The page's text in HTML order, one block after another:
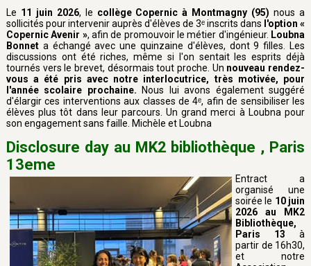
Le 11 juin 2026, le collège Copernic à Montmagny (95) nous a
sollicités pour intervenir auprès d'élèves de 3ᵉ inscrits dans l'option «
Copernic Avenir », afin de promouvoir le métier d'ingénieur. Loubna
Bonnet a échangé avec une quinzaine d'élèves, dont 9 filles. Les
discussions ont été riches, même si l'on sentait les esprits déjà
tournés vers le brevet, désormais tout proche. Un nouveau rendez-
vous a été pris avec notre interlocutrice, très motivée, pour
l'année scolaire prochaine. Nous lui avons également suggéré
d'élargir ces interventions aux classes de 4ᵉ, afin de sensibiliser les
élèves plus tôt dans leur parcours. Un grand merci à Loubna pour
son engagement sans faille. Michèle et Loubna
Disclosure day au MK2 bibliothèque , Paris
13eme
Entract a
organisé une
soirée le 10 juin
2026 au MK2
Bibliothèque,
Paris 13à
partir de 16h30,
et notre